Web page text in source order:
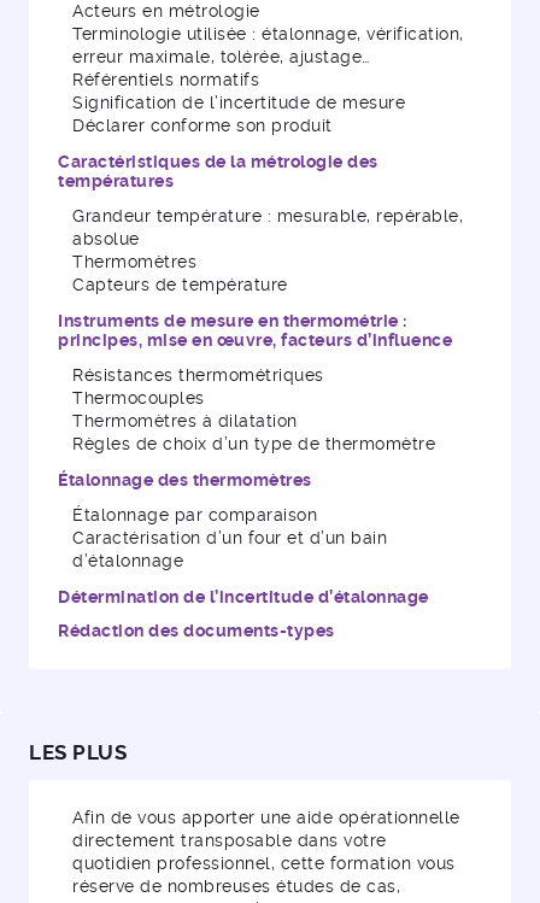
Acteurs en métrologie
Terminologie utilisée : étalonnage, vérification,
erreur maximale, tolérée, ajustage…
Référentiels normatifs
Signification de l’incertitude de mesure
Déclarer conforme son produit
Caractéristiques de la métrologie des
températures
Grandeur température : mesurable, repérable,
absolue
Thermomètres
Capteurs de température
Instruments de mesure en thermométrie :
principes, mise en œuvre, facteurs d’influence
Résistances thermométriques
Thermocouples
Thermomètres à dilatation
Règles de choix d’un type de thermomètre
Étalonnage des thermomètres
Étalonnage par comparaison
Caractérisation d’un four et d’un bain
d’étalonnage
Détermination de l’incertitude d’étalonnage
Rédaction des documents-types
LES PLUS
Afin de vous apporter une aide opérationnelle
directement transposable dans votre
quotidien professionnel, cette formation vous
réserve de nombreuses études de cas,